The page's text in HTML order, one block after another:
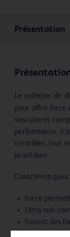
Présentation
Le cathéter de
pour offrir force
vasculaires
performance, il
contrôlée, tout
procédure.
Caractéristiques:
Force
Ultra non
Fournit des